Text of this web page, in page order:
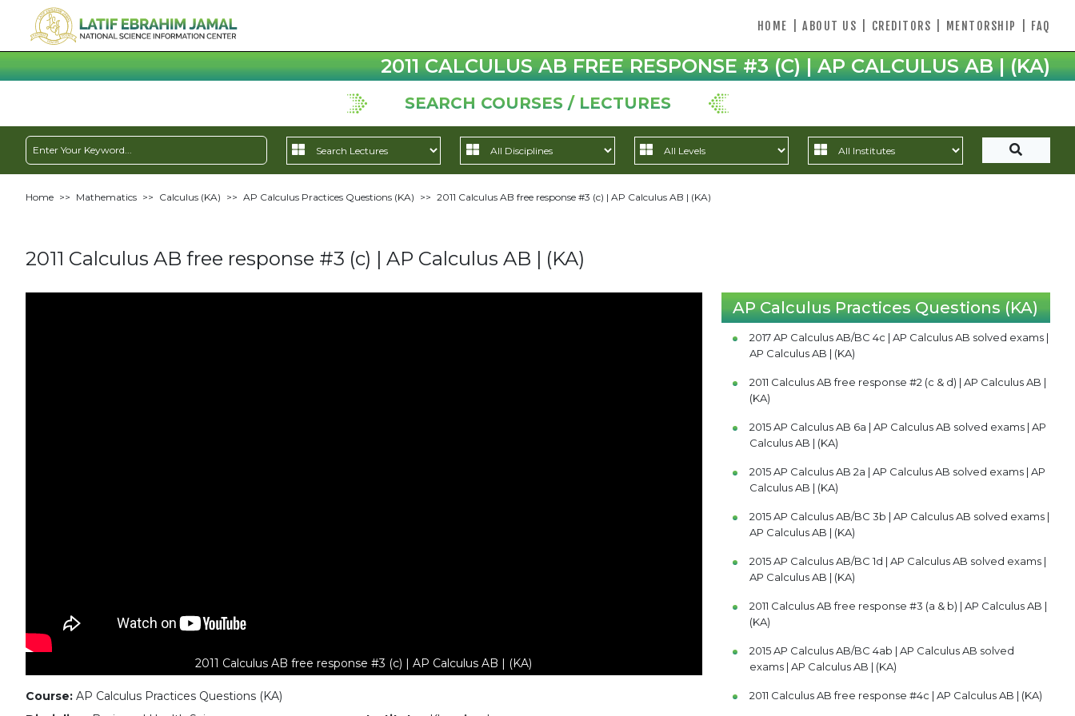
HOME ABOUT US CREDITORS MENTORSHIP FAQ
2011 CALCULUS AB FREE RESPONSE #3 (C) | AP CALCULUS AB | (KA)
SEARCH COURSES / LECTURES
Home >> Mathematics >> Calculus (KA) >> AP Calculus Practices Questions (KA) >> 2011 Calculus AB free response #3 (c) | AP Calculus AB | (KA)
2011 Calculus AB free response #3 (c) | AP Calculus AB | (KA)
2011 Calculus AB free response #3 (c) | AP Calculus AB | (KA)
Course: AP Calculus Practices Questions (KA)
AP Calculus Practices Questions (KA)
2017 AP Calculus AB/BC 4c | AP Calculus AB solved exams |
AP Calculus AB | (KA)
2011 Calculus AB free response #2 (c & d) | AP Calculus AB |
(KA)
2015 AP Calculus AB 6a | AP Calculus AB solved exams | AP
Calculus AB | (KA)
2015 AP Calculus AB 2a | AP Calculus AB solved exams | AP
Calculus AB | (KA)
2015 AP Calculus AB/BC 3b | AP Calculus AB solved exams |
AP Calculus AB | (KA)
2015 AP Calculus AB/BC 1d | AP Calculus AB solved exams |
AP Calculus AB | (KA)
2011 Calculus AB free response #3 (a & b) | AP Calculus AB |
(KA)
2015 AP Calculus AB/BC 4ab | AP Calculus AB solved
exams | AP Calculus AB | (KA)
2011 Calculus AB free response #4c | AP Calculus AB | (KA)